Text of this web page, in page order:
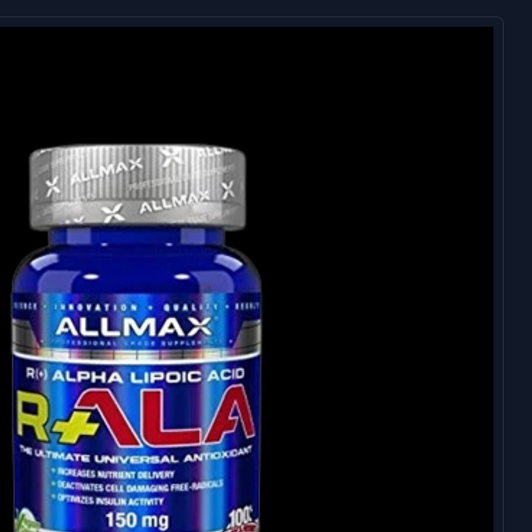
ώστε να μπορείτε να διεκπεραιώνετε
ζωτικότητας και αυτοπεποίθησης
Terrestris είναι σχεδιασμένο με μια
ότι το tribulus είναι ένας φυσικός
παράγει τις σκληρές παρενέργειες των
στεροειδή και οι προορμόνες.
το Pure Nutrition Tribulus Terrestris για
να ανησυχείτε για τη διακοπή της
μετά τη λήψη ενός κύκλου
παρασκευάζεται με υψηλής ποιότητας,
εγκαταστάσεις cGMP στις ΗΠΑ,